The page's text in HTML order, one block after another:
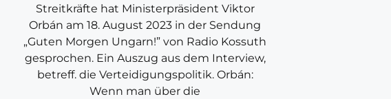
Streitkräfte hat Ministerpräsident Viktor
Orbán am 18. August 2023 in der Sendung
„Guten Morgen Ungarn!” von Radio Kossuth
gesprochen. Ein Auszug aus dem Interview,
betreff. die Verteidigungspolitik. Orbán:
Wenn man über die